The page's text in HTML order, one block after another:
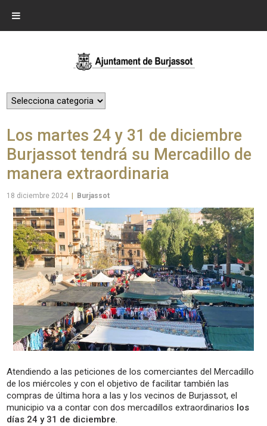
Los martes 24 y 31 de diciembre
Burjassot tendrá su Mercadillo de
manera extraordinaria
18 diciembre 2024 Burjassot
Atendiendo a las peticiones de los comerciantes del Mercadillo
de los miércoles y con el objetivo de facilitar también las
compras de última hora a las y los vecinos de Burjassot, el
municipio va a contar con dos mercadillos extraordinarios los
días 24 y 31 de diciembre.